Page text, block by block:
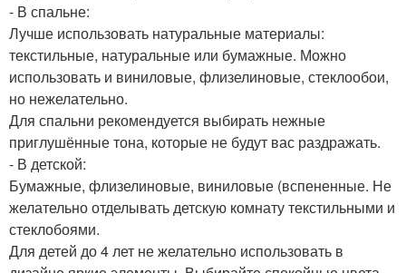
- В спальне:
Лучше использовать натуральные материалы:
текстильные, натуральные или бумажные. Можно
использовать и виниловые, флизелиновые, стеклообои,
но нежелательно.
Для спальни рекомендуется выбирать нежные
приглушённые тона, которые не будут вас раздражать.
- В детской:
Бумажные, флизелиновые, виниловые (вспененные. Не
желательно отделывать детскую комнату текстильными и
стеклобоями.
Для детей до 4 лет не желательно использовать в